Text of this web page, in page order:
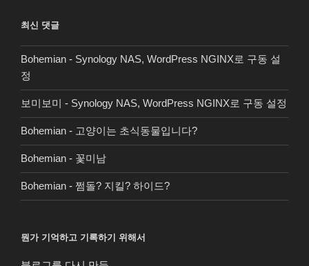
최신 댓글
Bohemian - Synology NAS, WordPress NGINX로 구동 설
정
보미보미 - Synology NAS, WordPress NGINX로 구동 설정
Bohemian - 고양이는 초식동물입니다?
Bohemian - 꽃미남
Bohemian - 쩜돌? 지킬? 하이드?
뭔가 기억하고 기록하기 위해서